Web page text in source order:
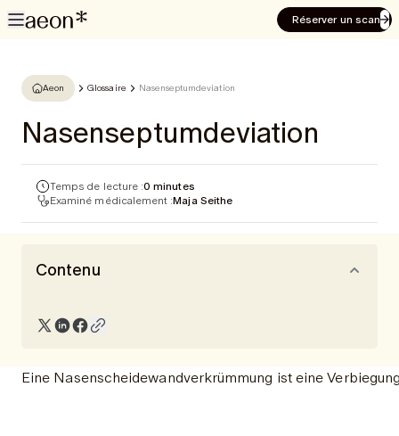
Réserver un scan
Aeon Glossaire Nasenseptumdeviation
Nasenseptumdeviation
Temps de lecture :0 minutes
Examiné médicalement :Maja Seithe
Contenu
Eine Nasenscheidewandverkrümmung ist eine